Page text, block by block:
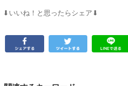
⬇︎いいね！と思ったらシェア⬇︎